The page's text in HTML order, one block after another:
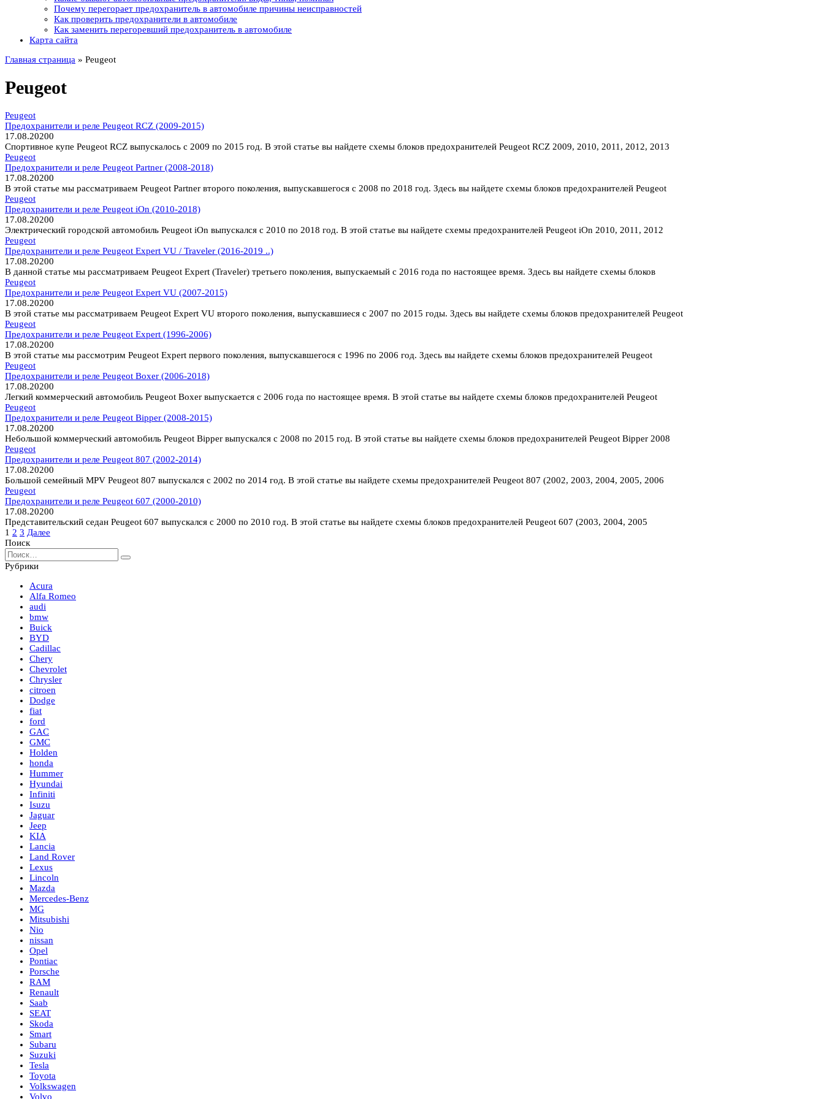
Почему перегорает предохранитель в автомобиле причины неисправностей
Как проверить предохранители в автомобиле
Как заменить перегоревший предохранитель в автомобиле
Карта сайта
Главная страница » Peugeot
Peugeot
Peugeot
Предохранители и реле Peugeot RCZ (2009-2015)
17.08.20200
Спортивное купе Peugeot RCZ выпускалось с 2009 по 2015 год. В этой статье вы найдете схемы блоков предохранителей Peugeot RCZ 2009, 2010, 2011, 2012, 2013
Peugeot
Предохранители и реле Peugeot Partner (2008-2018)
17.08.20200
В этой статье мы рассматриваем Peugeot Partner второго поколения, выпускавшегося с 2008 по 2018 год. Здесь вы найдете схемы блоков предохранителей Peugeot
Peugeot
Предохранители и реле Peugeot iOn (2010-2018)
17.08.20200
Электрический городской автомобиль Peugeot iOn выпускался с 2010 по 2018 год. В этой статье вы найдете схемы предохранителей Peugeot iOn 2010, 2011, 2012
Peugeot
Предохранители и реле Peugeot Expert VU / Traveler (2016-2019 ..)
17.08.20200
В данной статье мы рассматриваем Peugeot Expert (Traveler) третьего поколения, выпускаемый с 2016 года по настоящее время. Здесь вы найдете схемы блоков
Peugeot
Предохранители и реле Peugeot Expert VU (2007-2015)
17.08.20200
В этой статье мы рассматриваем Peugeot Expert VU второго поколения, выпускавшиеся с 2007 по 2015 годы. Здесь вы найдете схемы блоков предохранителей Peugeot
Peugeot
Предохранители и реле Peugeot Expert (1996-2006)
17.08.20200
В этой статье мы рассмотрим Peugeot Expert первого поколения, выпускавшегося с 1996 по 2006 год. Здесь вы найдете схемы блоков предохранителей Peugeot
Peugeot
Предохранители и реле Peugeot Boxer (2006-2018)
17.08.20200
Легкий коммерческий автомобиль Peugeot Boxer выпускается с 2006 года по настоящее время. В этой статье вы найдете схемы блоков предохранителей Peugeot
Peugeot
Предохранители и реле Peugeot Bipper (2008-2015)
17.08.20200
Небольшой коммерческий автомобиль Peugeot Bipper выпускался с 2008 по 2015 год. В этой статье вы найдете схемы блоков предохранителей Peugeot Bipper 2008
Peugeot
Предохранители и реле Peugeot 807 (2002-2014)
17.08.20200
Большой семейный MPV Peugeot 807 выпускался с 2002 по 2014 год. В этой статье вы найдете схемы предохранителей Peugeot 807 (2002, 2003, 2004, 2005, 2006
Peugeot
Предохранители и реле Peugeot 607 (2000-2010)
17.08.20200
Представительский седан Peugeot 607 выпускался с 2000 по 2010 год. В этой статье вы найдете схемы блоков предохранителей Peugeot 607 (2003, 2004, 2005
Пагинация
записей
1 2 3 Далее
Поиск
Search
for:
Рубрики
Acura
Alfa Romeo
audi
bmw
Buick
BYD
Cadillac
Chery
Chevrolet
Chrysler
citroen
Dodge
fiat
ford
GAC
GMC
Holden
honda
Hummer
Hyundai
Infiniti
Isuzu
Jaguar
Jeep
KIA
Lancia
Land Rover
Lexus
Lincoln
Mazda
Mercedes-Benz
MG
Mitsubishi
Nio
nissan
Opel
Pontiac
Porsche
RAM
Renault
Saab
SEAT
Skoda
Smart
Subaru
Suzuki
Tesla
Toyota
Volkswagen
Volvo